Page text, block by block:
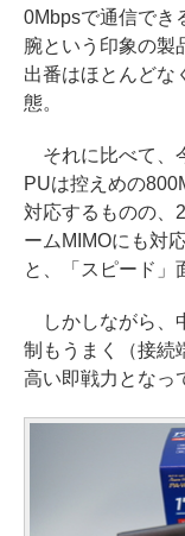
0Mbpsで通信でき
腕という印象の製
出番はほとんどな
態。
それに比べて、
PUは控えめの
対応するものの、
ームMIMOにも対
と、「スピード」
しかしながら、
制もうまく（接続
高い即戦力となっ